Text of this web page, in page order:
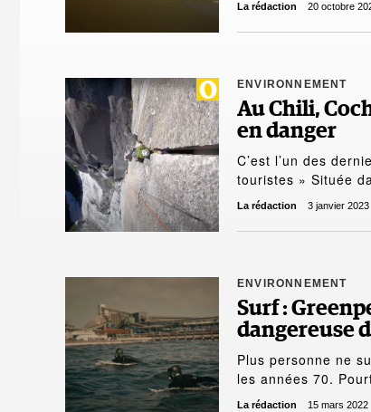
La rédaction 20 octobre
ENVIRONNEMENT
Au Chili,
en danger
C’est l’un des
touristes » Située
La rédaction 3 janvier 2023
ENVIRONNEMENT
Surf :
dangereuse
Plus personne ne
les années 70.
La rédaction 15 mars 2022